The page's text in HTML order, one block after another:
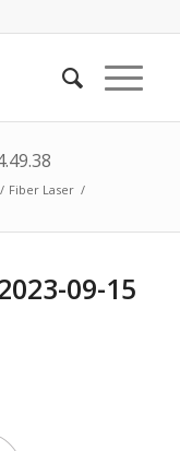
/ Fiber Laser /
09-15